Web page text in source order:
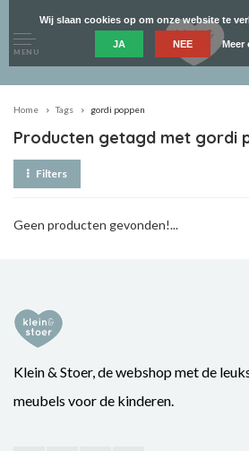
MENU
Home Tags gordi poppen
Producten getagd met gordi
Filters
Geen producten gevonden!...
Klein & Stoer, de webshop met de
meubels voor de kinderen.
Wij slaan cookies op om onze website te
JA NEE Meer